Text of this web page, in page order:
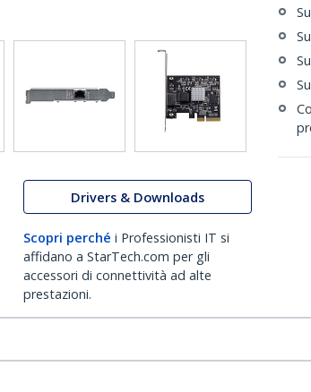
Drivers & Downloads
Scopri perché i Professionisti IT si
affidano a StarTech.com per gli
accessori di connettività ad alte
prestazioni.